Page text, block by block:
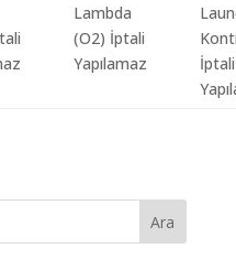
Lambda
(O2) İptali
Yapılamaz
İptali
Ara